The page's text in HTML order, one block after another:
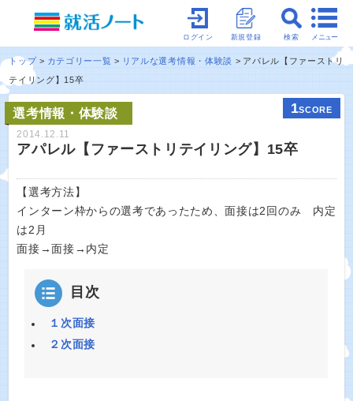
メニュー
検索
新規登録
ログイン
トップ カテゴリー一覧 リアルな選考情報・体験談
アパレル【ファーストリ
テイリング】15卒
選考情報・体験談 1SCORE
2014.12.11
アパレル【ファーストリテイリング】15卒
【選考方法】
インターン枠からの選考であったため、面接は2回のみ 内定
は2月
面接→面接→内定
目次
１次面接
２次面接